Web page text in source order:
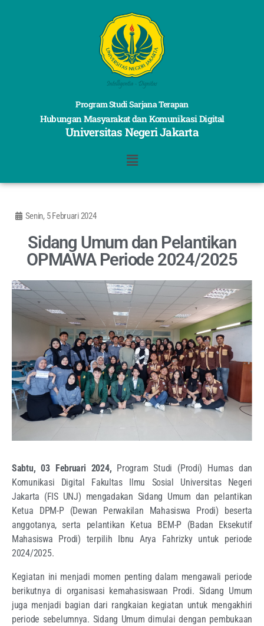
Program Studi Sarjana Terapan
Hubungan Masyarakat dan Komunikasi Digital
Universitas Negeri Jakarta
Senin, 5 Februari 2024
Sidang Umum dan Pelantikan
OPMAWA Periode 2024/2025
Sabtu, 03 Februari 2024, Program Studi (Prodi) Humas dan
Komunikasi Digital Fakultas Ilmu Sosial Universitas Negeri
Jakarta (FIS UNJ) mengadakan Sidang Umum dan pelantikan
Ketua DPM-P (Dewan Perwakilan Mahasiswa Prodi) beserta
anggotanya, serta pelantikan Ketua BEM-P (Badan Eksekutif
Mahasiswa Prodi) terpilih Ibnu Arya Fahrizky untuk periode
2024/2025.
Kegiatan ini menjadi momen penting dalam mengawali periode
berikutnya di organisasi kemahasiswaan Prodi. Sidang Umum
juga menjadi bagian dari rangkaian kegiatan untuk mengakhiri
periode sebelumnya. Sidang Umum dimulai dengan pembukaan